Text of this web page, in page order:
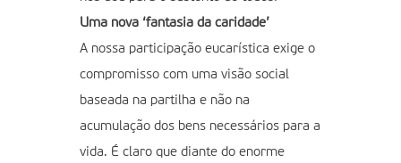
Uma nova ‘fantasia da caridade’
A nossa participação eucarística exige o
compromisso com uma visão social
baseada na partilha e não na
acumulação dos bens necessários para a
vida. É claro que diante do enorme